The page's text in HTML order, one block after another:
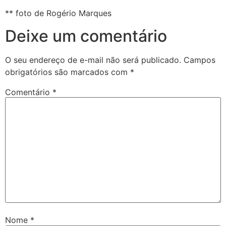
** foto de Rogério Marques
Deixe um comentário
O seu endereço de e-mail não será publicado. Campos
obrigatórios são marcados com *
Comentário *
Nome *